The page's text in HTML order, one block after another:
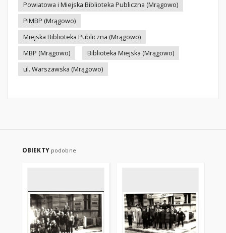
Powiatowa i Miejska Biblioteka Publiczna (Mrągowo)
PiMBP (Mrągowo)
Miejska Biblioteka Publiczna (Mrągowo)
MBP (Mrągowo)
Biblioteka Miejska (Mrągowo)
ul. Warszawska (Mrągowo)
OBIEKTY podobne